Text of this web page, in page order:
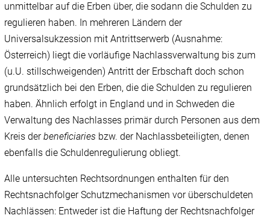
unmittelbar auf die Erben über, die sodann die Schulden zu
regulieren haben. In mehreren Ländern der
Universalsukzession mit Antrittserwerb (Ausnahme:
Österreich) liegt die vorläufige Nachlassverwaltung bis zum
(u.U. stillschweigenden) Antritt der Erbschaft doch schon
grundsätzlich bei den Erben, die die Schulden zu regulieren
haben. Ähnlich erfolgt in England und in Schweden die
Verwaltung des Nachlasses primär durch Personen aus dem
Kreis derbeneficiaries bzw. der Nachlassbeteiligten, denen
ebenfalls die Schuldenregulierung obliegt.
Alle untersuchten Rechtsordnungen enthalten für den
Rechtsnachfolger Schutzmechanismen vor überschuldeten
Nachlässen: Entweder ist die Haftung der Rechtsnachfolger